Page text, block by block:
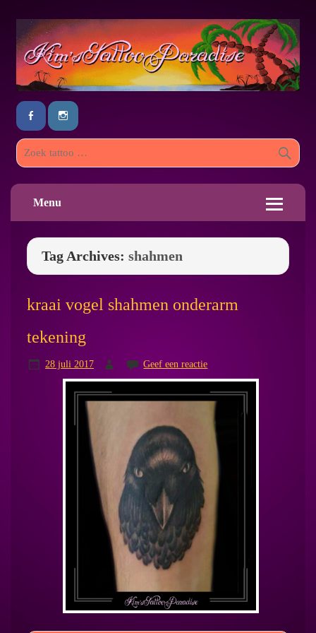
Menu
Tag Archives: shahmen
kraai vogel shahmen onderarm
tekening
28 juli 2017 Geef een reactie